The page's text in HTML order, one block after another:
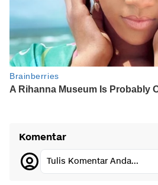
Komentar
Tulis Komentar Anda...